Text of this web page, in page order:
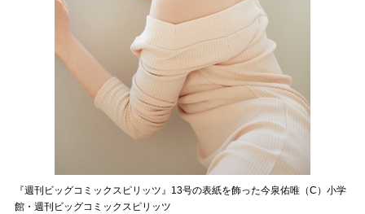
『週刊ビッグコミックスピリッツ』13号の表紙を飾った今泉佑唯（C）小学
館・週刊ビッグコミックスピリッツ